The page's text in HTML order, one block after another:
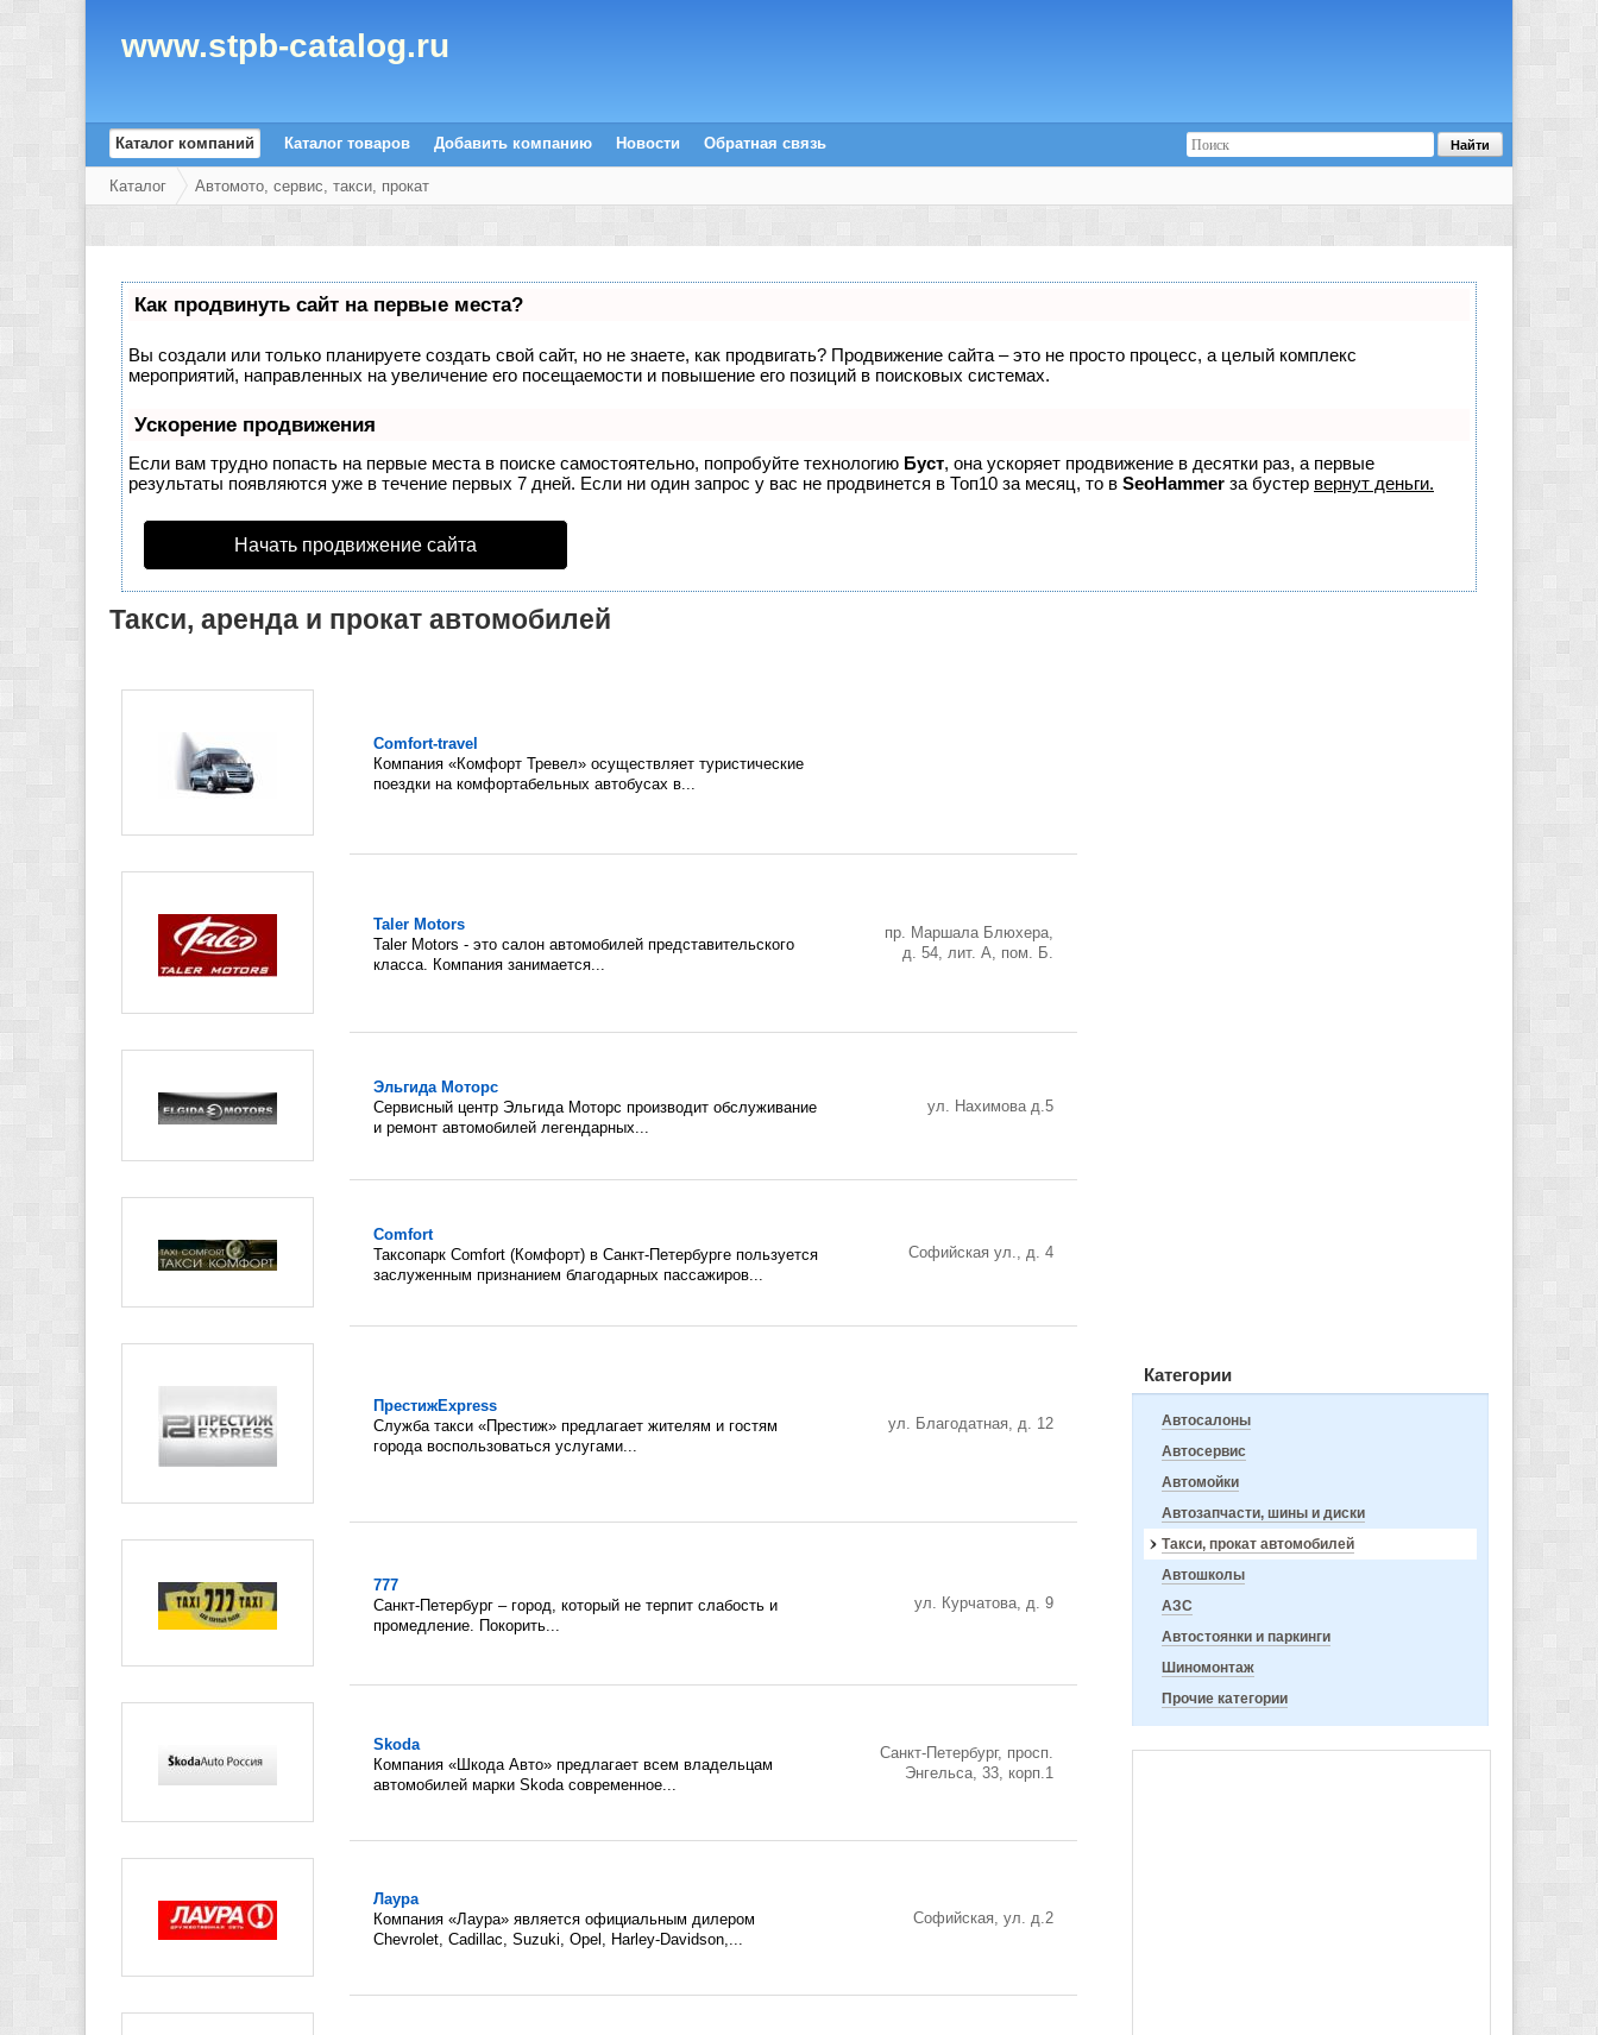
www.stpb-catalog.ru
Каталог компаний Каталог товаров Добавить компанию Новости Обратная связь
Каталог Автомото, сервис, такси, прокат
Как продвинуть сайт на первые места?
Вы создали или только планируете создать свой сайт, но не знаете, как продвигать? Продвижение сайта – это не просто процесс, а целый комплекс
мероприятий, направленных на увеличение его посещаемости и повышение его позиций в поисковых системах.
Ускорение продвижения
Если вам трудно попасть на первые места в поиске самостоятельно, попробуйте технологию Буст, она ускоряет продвижение в десятки раз, а первые
результаты появляются уже в течение первых 7 дней. Если ни один запрос у вас не продвинется в Топ10 за месяц, то в SeoHammer за бустер вернут деньги.
Начать продвижение сайта
Категории
Автосалоны
Автосервис
Автомойки
Автозапчасти, шины и диски
Такси, прокат автомобилей
Автошколы
АЗС
Автостоянки и паркинги
Шиномонтаж
Прочие категории
Такси, аренда и прокат автомобилей
Comfort-travel
Компания «Комфорт Тревел» осуществляет туристические
поездки на комфортабельных автобусах в...
Taler Motors
Taler Motors - это салон автомобилей представительского
класса. Компания занимается...
пр. Маршала Блюхера,
д. 54, лит. А, пом. Б.
Эльгида Моторс
Сервисный центр Эльгида Моторс производит обслуживание
и ремонт автомобилей легендарных...
ул. Нахимова д.5
Comfort
Таксопарк Comfort (Комфорт) в Санкт-Петербурге пользуется
заслуженным признанием благодарных пассажиров...
Софийская ул., д. 4
ПрестижExpress
Служба такси «Престиж» предлагает жителям и гостям
города воспользоваться услугами...
ул. Благодатная, д. 12
777
Санкт-Петербург – город, который не терпит слабость и
промедление. Покорить...
ул. Курчатова, д. 9
Skoda
Компания «Шкода Авто» предлагает всем владельцам
автомобилей марки Skoda современное...
Санкт-Петербург, просп.
Энгельса, 33, корп.1
Лаура
Компания «Лаура» является официальным дилером
Chevrolet, Cadillac, Suzuki, Opel, Harley-Davidson,...
Софийская, ул. д.2